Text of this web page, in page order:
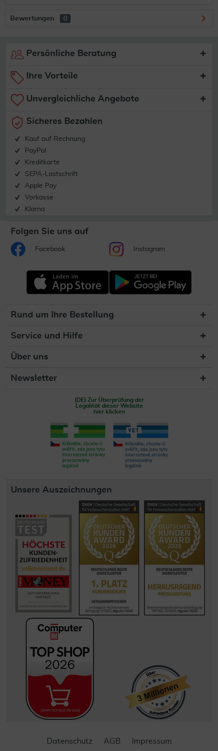
Bewertungen 0
Persönliche Beratung
Ihre Vorteile
Unvergleichliche Angebote
Sicheres Bezahlen
Kauf auf Rechnung
PayPal
Kreditkarte
SEPA-Lastschrift
Apple Pay
Vorkasse
Klarna
Folgen Sie uns auf
Facebook Instagram
Rund um Ihre Bestellung
Service und Hilfe
Über uns
Newsletter
(DE) Zur Überprüfung der
Legalität dieser Website
hier klicken
Unsere Auszeichnungen
Datenschutz AGB Impressum